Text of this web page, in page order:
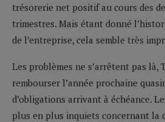
trésorerie net positif au cours des
trimestres. Mais étant donné
de l’entreprise, cela semble très
Les problèmes ne s’arrêtent pas là,
rembourser l’année prochaine
d’obligations arrivant à échéance.
plus en plus inquiets concernant la